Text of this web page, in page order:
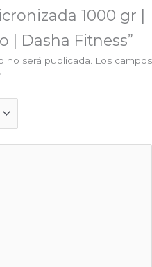
1000 gr |
| Dasha Fitness”
será publicada.
Los campos